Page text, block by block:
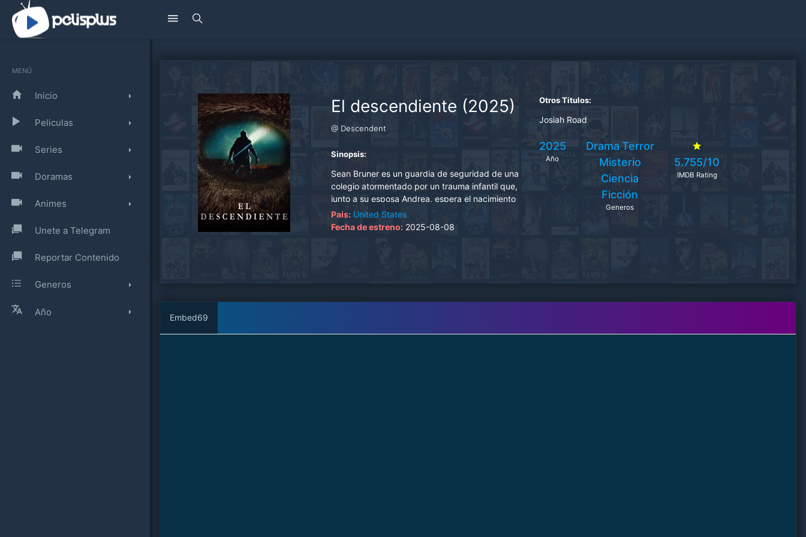
MENÚ
Inicio
Peliculas
Series
Doramas
Animes
Unete a Telegram
Reportar Contenido
Generos
Año
El descendiente (2025)
@ Descendent
Sinopsis:
Sean Bruner es un guardia de seguridad de una
colegio atormentado por un trauma infantil que,
junto a su esposa Andrea, espera el nacimiento
de su primer hijo. Durante su turno nocturno,
presencia extrañas visiones y un misterioso haz
Pais: United States
Fecha de estreno: 2025-08-08
Otros Titulos:
Josiah Road
2025
Año
Drama Terror
Misterio
Ciencia
Ficción
Generos
5.755/10
IMDB Rating
Embed69